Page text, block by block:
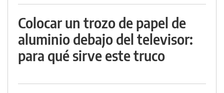
Colocar un trozo de papel de
aluminio debajo del televisor:
para qué sirve este truco